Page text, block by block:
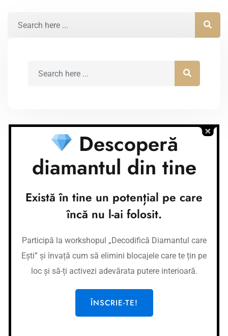
Conturi bancare
Nume banca:Banca Transilvania
RO37BTRLEURCRT0362684001
Nume banca: Banca Transilvania
RO87BTRLRONCRT0362684001
Link-uri utile
Descoperă
diamantul din tine
Există în tine un potențial pe care
încă nu l-ai folosit.
Participă la workshopul „Decodifică Diamantul care
Ești” și învață cum să elimini blocajele care te țin pe
loc și să-ți activezi adevărata putere interioară.
ÎNSCRIE-TE!